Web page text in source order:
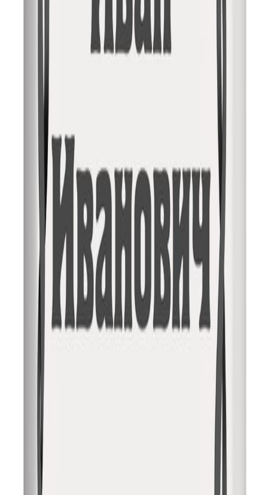
Заказать обратный звонок
Отправляя эту форму, вы даете согласие на обработку
персональных данных
Отправить заявку
Отправить проект на расчет